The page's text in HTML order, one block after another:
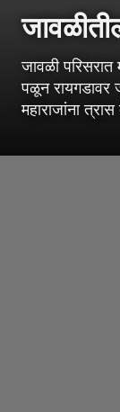
जावळी परिसरात
पळून रायगडावर
महाराजांना